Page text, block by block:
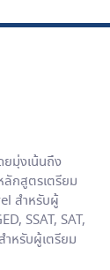
ยมุ่งเน้นถึง
ลักสูตรเตรียม
สำหรับผู้
SSAT, SAT,
ำหรับผู้เตรียม